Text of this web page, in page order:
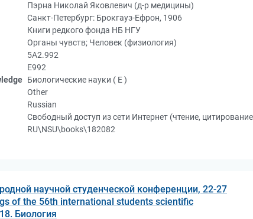
Пэрна Николай Яковлевич (д-р медицины)
Санкт-Петербург: Брокгауз-Ефрон, 1906
Книги редкого фонда НБ НГУ
Органы чувств; Человек (физиология)
5А2.992
Е992
Биологические науки ( Е )
Other
Russian
Свободный доступ из сети Интернет (чтение,
RU\NSU\books\182082
научной студенческой конференции, 22-27
of the 56th international students scientific
Биология